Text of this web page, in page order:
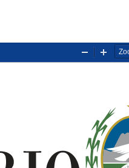
Diminuir
zoomzoom